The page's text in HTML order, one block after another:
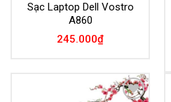
Sạc Laptop Dell Vostro
A860
245.000₫